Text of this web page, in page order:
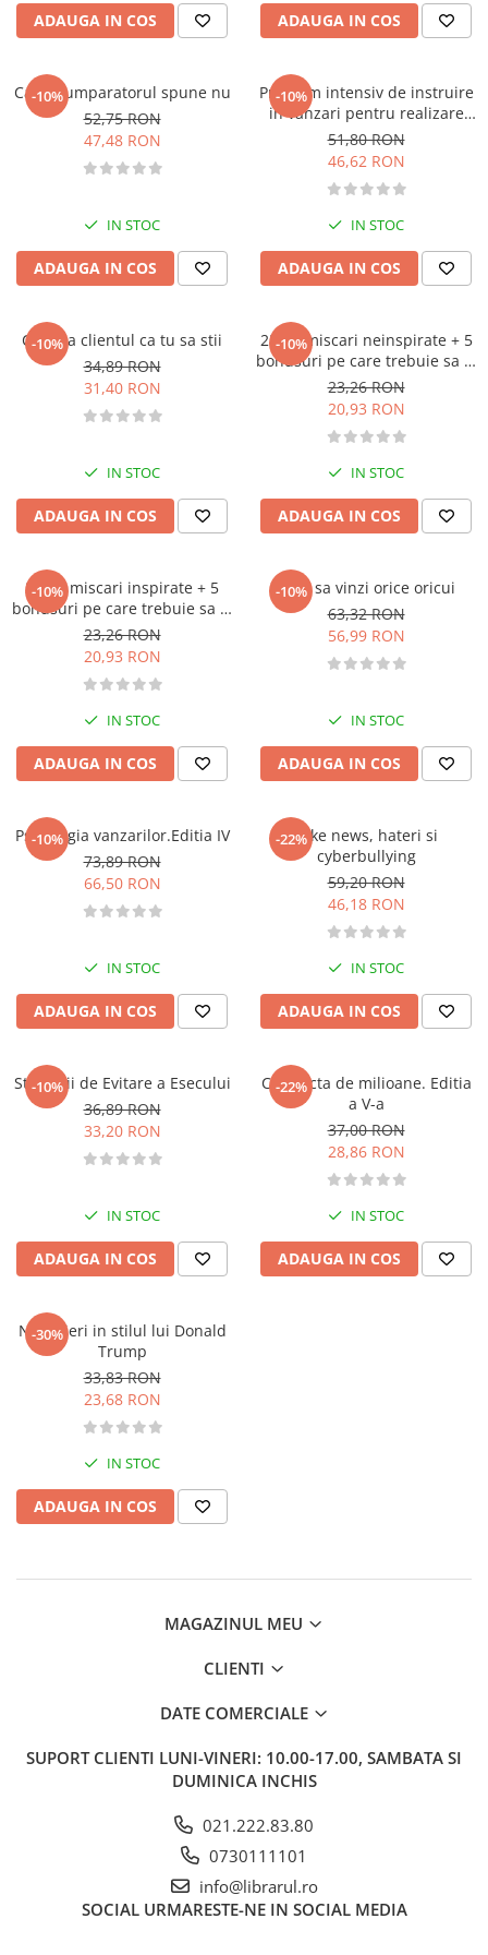
Resurse umane
Carte scolara
Atlase, dictionare si enciclopedii
Carte prescolara
Carte scolara
Ghiduri de conversatie
Invatamant gimnazial
Invatamant primar
Invatarea limbilor straine
Liceu
Povesti si povestiri
Carti in limba engleza
Activitati si jocuri pentru copii
Atlase, dictionare si enciclopedii
Benzi desenate
Carti de colorat
Carti pentru copii
Povesti si povestiri
Dictionare si enciclopedii
Atlase, dictionare si enciclopedii
Dictionare de limba romana
Dictionare tematice
Enciclopedii
Diete si alimentatie sanatoasa
Fitness si frumusete
Diverse
Feng Shui
Medicina alternativa
Sa nu razi :((
Actiune si Aventura
Clasici
Crime, Thriller, Mistery
Literatura de divertisment
Literatura romana
Memorii si jurnale
Moderna, contemporana
Publicistica, eseu
Filosofie
Alimentatie vegetariana
Bauturi si cocktailuri
ADAUGA IN COS ADAUGA IN COS
-10%
Cand cumparatorul spune nu
52,75 RON
47,48 RON
IN STOC
ADAUGA IN COS
-10%
Program intensiv de instruire
in vanzari pentru realizare
profesionala si personala
51,80 RON
46,62 RON
IN STOC
ADAUGA IN COS
-10%
Ce vrea clientul ca tu sa stii
34,89 RON
31,40 RON
IN STOC
ADAUGA IN COS
-10%
25 de miscari neinspirate + 5
bonusuri pe care trebuie sa le
eviti ca sa ai succes in vanzari
23,26 RON
20,93 RON
IN STOC
ADAUGA IN COS
-10%
25 de miscari inspirate + 5
bonusuri pe care trebuie sa le
faci ca sa ai succes in vanzari
23,26 RON
20,93 RON
IN STOC
ADAUGA IN COS
-10%
Cum sa vinzi orice oricui
63,32 RON
56,99 RON
IN STOC
ADAUGA IN COS
-10%
Psihologia vanzarilor.Editia IV
73,89 RON
66,50 RON
IN STOC
ADAUGA IN COS
-22%Fake news, hateri si
cyberbullying
59,20 RON
46,18 RON
IN STOC
ADAUGA IN COS
-10%
Strategii de Evitare a Esecului
36,89 RON
33,20 RON
IN STOC
ADAUGA IN COS
-22%
Conducta de milioane. Editia
a V-a
37,00 RON
28,86 RON
IN STOC
ADAUGA IN COS
-30%
Negocieri in stilul lui Donald
Trump
33,83 RON
23,68 RON
IN STOC
ADAUGA IN COS
MAGAZINUL MEU
CLIENTI
DATE COMERCIALE
SUPORT CLIENTI LUNI-VINERI: 10.00-17.00, SAMBATA SI
DUMINICA INCHIS
021.222.83.80
0730111101
info@librarul.ro
SOCIAL URMARESTE-NE IN SOCIAL MEDIA